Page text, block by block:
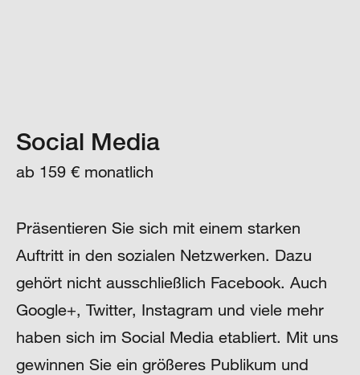
Social Media
ab 159 € monatlich
Präsentieren Sie sich mit einem starken
Auftritt in den sozialen Netzwerken. Dazu
gehört nicht ausschließlich Facebook. Auch
Google+, Twitter, Instagram und viele mehr
haben sich im Social Media etabliert. Mit uns
gewinnen Sie ein größeres Publikum und